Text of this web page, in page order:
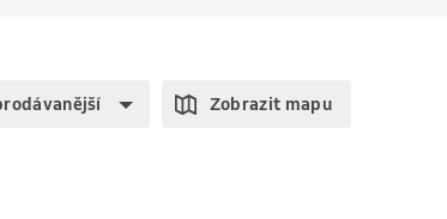
Zobrazit mapu